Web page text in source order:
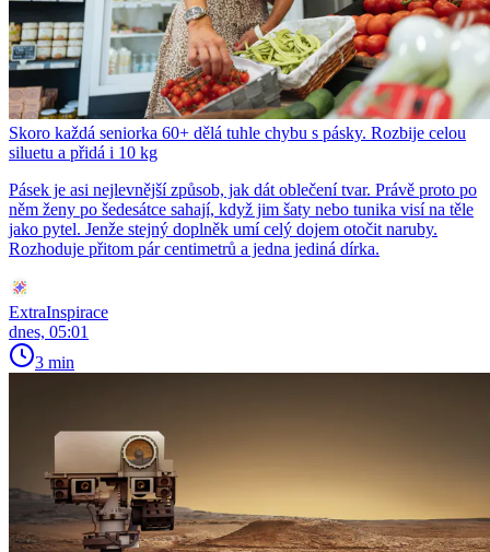
Skoro každá seniorka 60+ dělá tuhle chybu s pásky. Rozbije celou
siluetu a přidá i 10 kg
Pásek je asi nejlevnější způsob, jak dát oblečení tvar. Právě proto po
něm ženy po šedesátce sahají, když jim šaty nebo tunika visí na těle
jako pytel. Jenže stejný doplněk umí celý dojem otočit naruby.
Rozhoduje přitom pár centimetrů a jedna jediná dírka.
ExtraInspirace
dnes, 05:01
3 min